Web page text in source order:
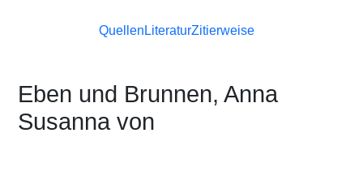
Quellen LiteraturZitierweise
Eben und Brunnen, Anna
Susanna von